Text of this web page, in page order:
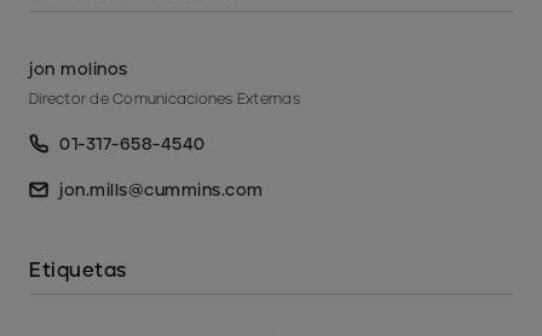
jon molinos
Director de Comunicaciones Externas
01-317-658-4540
jon.mills@cummins.com
Etiquetas